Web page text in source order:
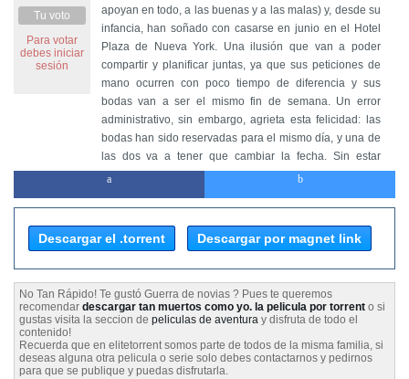
Tu voto
Para votar
debes iniciar
sesión
apoyan en todo, a las buenas y a las malas) y, desde su
infancia, han soñado con casarse en junio en el Hotel
Plaza de Nueva York. Una ilusión que van a poder
compartir y planificar juntas, ya que sus peticiones de
mano ocurren con poco tiempo de diferencia y sus
bodas van a ser el mismo fin de semana. Un error
administrativo, sin embargo, agrieta esta felicidad: las
bodas han sido reservadas para el mismo día, y una de
las dos va a tener que cambiar la fecha. Sin estar
dispuestas a renunciar a su sueño, y utilizando todas
una feroz competición entre Liv y Emma para conseguir
la reserva del Hotel Plaza.
Descargar el .torrent Descargar por magnet link
No Tan Rápido! Te gustó Guerra de novias ? Pues te queremos
recomendar descargar tan muertos como yo. la pelicula por torrent o si
gustas visita la seccion de peliculas de aventura y disfruta de todo el
contenido!
Recuerda que en elitetorrent somos parte de todos de la misma familia, si
deseas alguna otra pelicula o serie solo debes contactarnos y pedirnos
para que se publique y puedas disfrutarla.